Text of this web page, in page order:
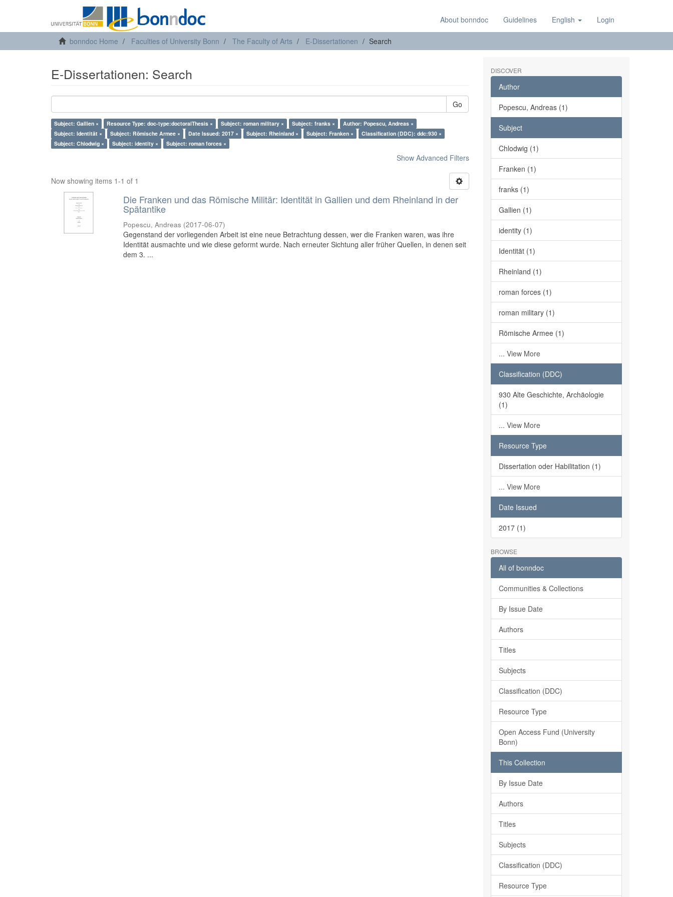
About bonndoc Guidelines English Login
bonndoc Home Faculties of University Bonn The Faculty of Arts E-Dissertationen Search
E-Dissertationen: Search
Go
Subject: Gallien × Resource Type: doc-type:doctoralThesis × Subject: roman military × Subject: franks ×
Author: Popescu, Andreas ×
Subject: Identität ×
Subject: Römische Armee × Date Issued: 2017 × Subject: Rheinland × Subject: Franken ×
Classification (DDC): ddc:930 ×
Subject: Chlodwig ×
Subject: identity × Subject: roman forces ×
Show Advanced Filters
Now showing items 1-1 of 1
Die Franken und das Römische Militär: Identität in Gallien und dem Rheinland in der
Spätantike
Popescu, Andreas (2017-06-07)
Gegenstand der vorliegenden Arbeit ist eine neue Betrachtung dessen, wer die Franken waren, was ihre
Identität ausmachte und wie diese geformt wurde. Nach erneuter Sichtung aller früher Quellen, in denen seit
dem 3. ...
DISCOVER
Author
Popescu, Andreas (1)
Subject
Chlodwig (1)
Franken (1)
franks (1)
Gallien (1)
identity (1)
Identität (1)
Rheinland (1)
roman forces (1)
roman military (1)
Römische Armee (1)
... View More
Classification (DDC)
930 Alte Geschichte, Archäologie
(1)
... View More
Resource Type
Dissertation oder Habilitation (1)
... View More
Date Issued
2017 (1)
BROWSE
All of bonndoc
Communities & Collections
By Issue Date
Authors
Titles
Subjects
Classification (DDC)
Resource Type
Open Access Fund (University
Bonn)
This Collection
By Issue Date
Authors
Titles
Subjects
Classification (DDC)
Resource Type